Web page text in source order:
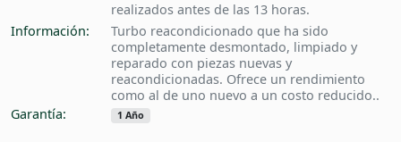
realizados antes de las 13 horas.
Información:
Turbo reacondicionado que ha sido
completamente desmontado, limpiado y
reparado con piezas nuevas y
reacondicionadas. Ofrece un rendimiento
como al de uno nuevo a un costo reducido..
Garantía:
1 Año